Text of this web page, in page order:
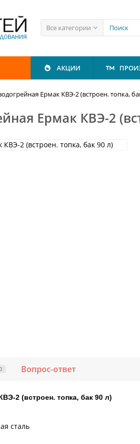
Все категории
АКЦИИ
Ермак КВЭ-2 (встроен. топка,
Ермак КВЭ-2
Вопрос-ответ
2 (встроен. топка, бак 90 л)
сталь